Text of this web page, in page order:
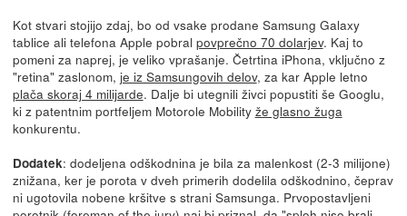
Kot stvari stojijo zdaj, bo od vsake prodane Samsung Galaxy
tablice ali telefona Apple pobral povprečno 70 dolarjev. Kaj to
pomeni za naprej, je veliko vprašanje. Četrtina iPhona, vključno z
"retina" zaslonom, je iz Samsungovih delov, za kar Apple letno
plača skoraj 4 milijarde. Dalje bi utegnili živci popustiti še Googlu,
ki z patentnim portfeljem Motorole Mobility že glasno žuga
konkurentu.
Dodatek: dodeljena odškodnina je bila za malenkost (2-3 milijone)
znižana, ker je porota v dveh primerih dodelila odškodnino, čeprav
ni ugotovila nobene kršitve s strani Samsunga. Prvopostavljeni